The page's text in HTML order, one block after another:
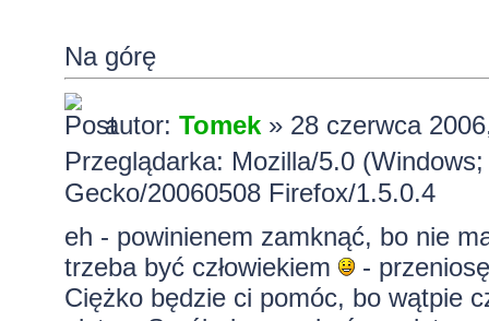
Na górę
autor: Tomek» 28 czerwca
Przeglądarka: Mozilla/5.0
Gecko/20060508 Firefox/1.5.0.4
eh - powinienem zamknąć, bo nie
trzeba być człowiekiem
-
Ciężko będzie ci pomóc, bo wątpie